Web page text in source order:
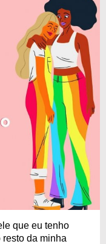
que eu tenho
da minha